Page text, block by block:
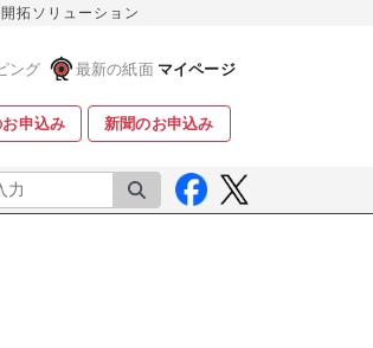
拓ソリューション
ング 最新の紙面 マイページ
申込み 新聞のお申込み
検索